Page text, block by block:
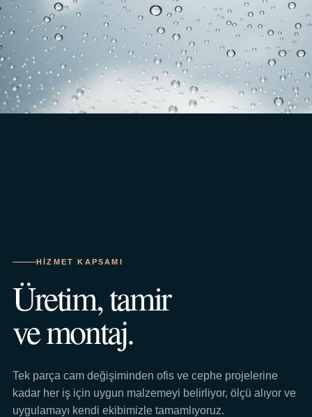
HIZMET KAPSAMI
Üretim, tamir
ve montaj.
Tek parça cam değişiminden ofis ve cephe projelerine
kadar her iş için uygun malzemeyi belirliyor, ölçü alıyor ve
uygulamayı kendi ekibimizle tamamlıyoruz.